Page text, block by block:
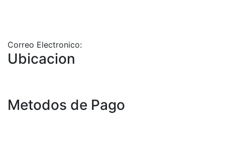
Correo Electronico:
Ubicacion
Metodos de Pago